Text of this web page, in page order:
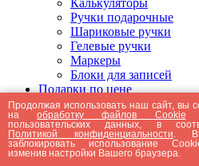
Калькуляторы
Ручки подарочные
Шариковые ручки
Гелевые ручки
Маркеры
Блоки для записей
Подарки по цене
Подарки от 5000
Подарки до 5000
Подарки до 3000
Подарки до 2000
Подарки до 1000 рублей
Продолжая использовать наш сайт, вы
наобработку файлов Cookie
пользовательских данных, в
Политикой конфиденциальности .
заблокировать использование
изменив настройки Вашего браузера.